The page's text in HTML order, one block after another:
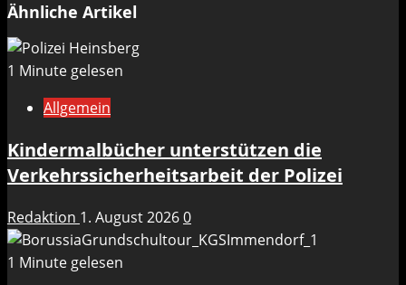
Ähnliche Artikel
1 Minute gelesen
Allgemein
Kindermalbücher unterstützen die
Verkehrssicherheitsarbeit der Polizei
Redaktion 1. August 20260
1 Minute gelesen